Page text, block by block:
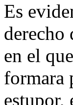
Es
derecho
en el
formara
estupor,